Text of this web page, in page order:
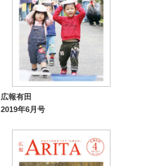
広報有田
2019年6月号